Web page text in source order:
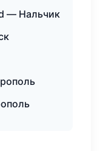
— Нальчик